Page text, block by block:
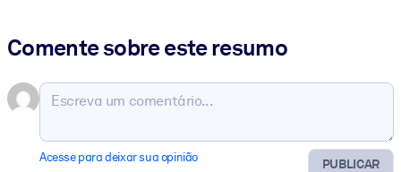
Comente sobre este resumo
PUBLICAR
Acesse para deixar sua opinião